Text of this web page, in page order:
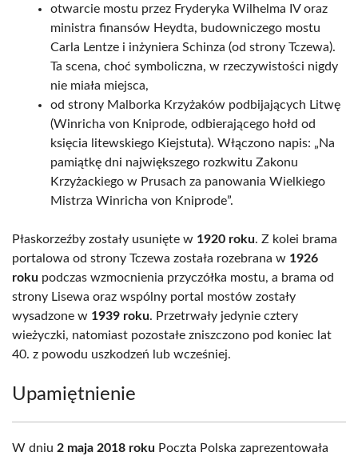
otwarcie mostu przez Fryderyka Wilhelma IV oraz
ministra finansów Heydta, budowniczego mostu
Carla Lentze i inżyniera Schinza (od strony Tczewa).
Ta scena, choć symboliczna, w rzeczywistości nigdy
nie miała miejsca,
od strony Malborka Krzyżaków podbijających Litwę
(Winricha von Kniprode, odbierającego hołd od
księcia litewskiego Kiejstuta). Włączono napis: „Na
pamiątkę dni największego rozkwitu Zakonu
Krzyżackiego w Prusach za panowania Wielkiego
Mistrza Winricha von Kniprode”.
Płaskorzeźby zostały usunięte w 1920 roku. Z kolei brama
portalowa od strony Tczewa została rozebrana w 1926
roku podczas wzmocnienia przyczółka mostu, a brama od
strony Lisewa oraz wspólny portal mostów zostały
wysadzone w 1939 roku. Przetrwały jedynie cztery
wieżyczki, natomiast pozostałe zniszczono pod koniec lat
40. z powodu uszkodzeń lub wcześniej.
Upamiętnienie
W dniu 2 maja 2018 roku Poczta Polska zaprezentowała